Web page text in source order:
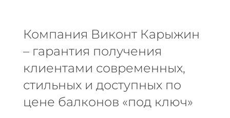
Компания Виконт Карыжин
– гарантия получения
клиентами современных,
стильных и доступных по
цене балконов «под ключ»